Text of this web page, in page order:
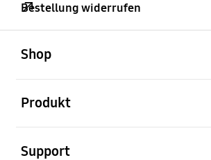
Bestellung widerrufen
Shop
Produkt
Support